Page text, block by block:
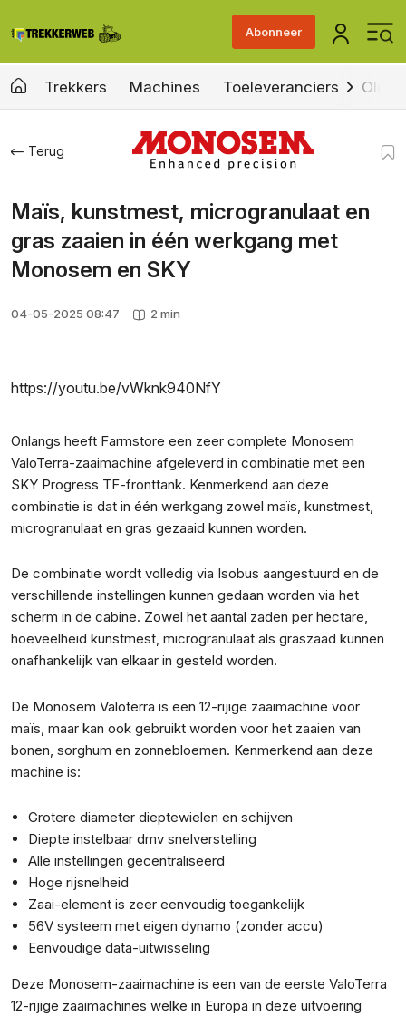
Abonneer
Trekkers Machines Toeleveranciers Old &
Terug
Maïs, kunstmest, microgranulaat en
gras zaaien in één werkgang met
Monosem en SKY
04-05-2025 08:47 2 min
https://youtu.be/vWknk940NfY
Onlangs heeft Farmstore een zeer complete Monosem
ValoTerra-zaaimachine afgeleverd in combinatie met een
SKY Progress TF-fronttank. Kenmerkend aan deze
combinatie is dat in één werkgang zowel maïs, kunstmest,
microgranulaat en gras gezaaid kunnen worden.
De combinatie wordt volledig via Isobus aangestuurd en de
verschillende instellingen kunnen gedaan worden via het
scherm in de cabine. Zowel het aantal zaden per hectare,
hoeveelheid kunstmest, microgranulaat als graszaad kunnen
onafhankelijk van elkaar in gesteld worden.
De Monosem Valoterra is een 12-rijige zaaimachine voor
maïs, maar kan ook gebruikt worden voor het zaaien van
bonen, sorghum en zonnebloemen. Kenmerkend aan deze
machine is:
Grotere diameter dieptewielen en schijven
Diepte instelbaar dmv snelverstelling
Alle instellingen gecentraliseerd
Hoge rijsnelheid
Zaai-element is zeer eenvoudig toegankelijk
56V systeem met eigen dynamo (zonder accu)
Eenvoudige data-uitwisseling
Deze Monosem-zaaimachine is een van de eerste ValoTerra
12-rijige zaaimachines welke in Europa in deze uitvoering